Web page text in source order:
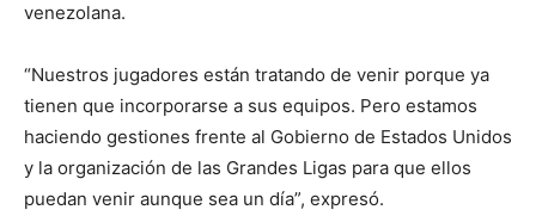
venezolana.
“Nuestros jugadores están tratando de venir porque ya
tienen que incorporarse a sus equipos. Pero estamos
haciendo gestiones frente al Gobierno de Estados Unidos
y la organización de las Grandes Ligas para que ellos
puedan venir aunque sea un día”, expresó.